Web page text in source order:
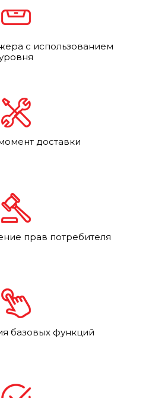
с использованием
доставки
прав потребителя
базовых функций